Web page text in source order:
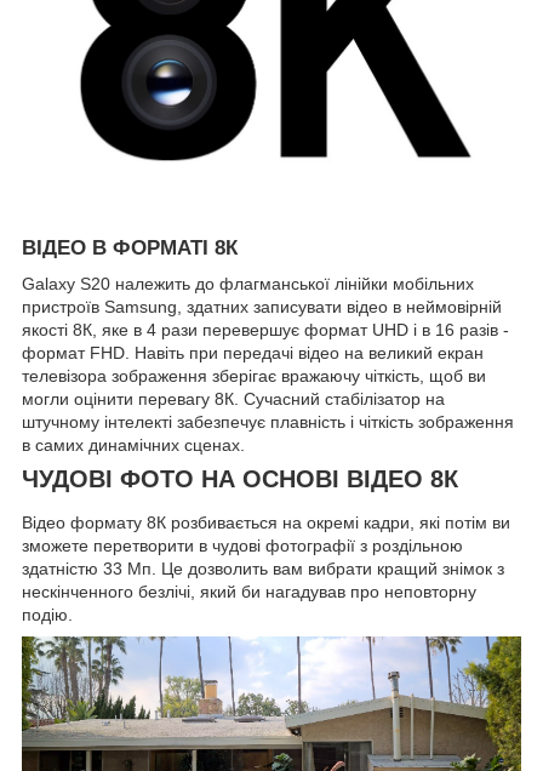
ВІДЕО В ФОРМАТІ 8К
Galaxy S20 належить до флагманської лінійки мобільних
пристроїв Samsung, здатних записувати відео в неймовірній
якості 8К, яке в 4 рази перевершує формат UHD і в 16 разів -
формат FHD. Навіть при передачі відео на великий екран
телевізора зображення зберігає вражаючу чіткість, щоб ви
могли оцінити перевагу 8К. Сучасний стабілізатор на
штучному інтелекті забезпечує плавність і чіткість зображення
в самих динамічних сценах.
ЧУДОВІ ФОТО НА ОСНОВІ ВІДЕО 8К
Відео формату 8К розбивається на окремі кадри, які потім ви
зможете перетворити в чудові фотографії з роздільною
здатністю 33 Мп. Це дозволить вам вибрати кращий знімок з
нескінченного безлічі, який би нагадував про неповторну
подію.